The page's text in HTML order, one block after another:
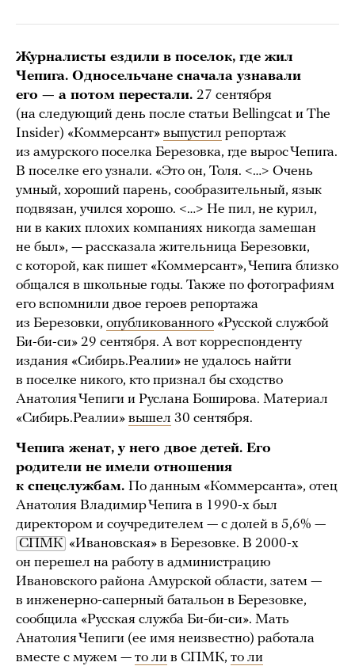
Журналисты ездили в поселок, где жил
Чепига. Односельчане сначала узнавали
его — а потом перестали. 27 сентября
(на следующий день после статьи Bellingcat и The
Insider) «Коммерсант» выпустил репортаж
из амурского поселка Березовка, где вырос Чепига.
В поселке его узнали. «Это он, Толя. <…> Очень
умный, хороший парень, сообразительный, язык
подвязан, учился хорошо. <…> Не пил, не курил,
ни в каких плохих компаниях никогда замешан
не был», — рассказала жительница Березовки,
с которой, как пишет «Коммерсант», Чепига близко
общался в школьные годы. Также по фотографиям
его вспомнили двое героев репортажа
из Березовки, опубликованного «Русской службой
Би-би-си» 29 сентября. А вот корреспонденту
издания «Сибирь.Реалии» не удалось найти
в поселке никого, кто признал бы сходство
Анатолия Чепиги и Руслана Боширова. Материал
«Сибирь.Реалии» вышел 30 сентября.
Чепига женат, у него двое детей. Его
родители не имели отношения
к спецслужбам. По данным «Коммерсанта», отец
Анатолия Владимир Чепига в 1990-х был
директором и соучредителем — с долей в 5,6% —
СПМК «Ивановская» в Березовке. В 2000-х
он перешел на работу в администрацию
Ивановского района Амурской области, затем —
в инженерно-саперный батальон в Березовке,
сообщила «Русская служба Би-би-си». Мать
Анатолия Чепиги (ее имя неизвестно) работала
вместе с мужем — то ли в СПМК, то ли